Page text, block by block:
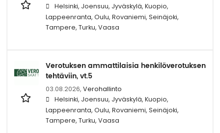
Helsinki, Joensuu, Jyväskylä, Kuopio,
Lappeenranta, Oulu, Rovaniemi, Seinäjoki,
Tampere, Turku, Vaasa
Verotuksen ammattilaisia henkilöverotuksen
tehtäviin, vt.5
03.08.2026, Verohallinto
Helsinki, Joensuu, Jyväskylä, Kuopio,
Lappeenranta, Oulu, Rovaniemi, Seinäjoki,
Tampere, Turku, Vaasa